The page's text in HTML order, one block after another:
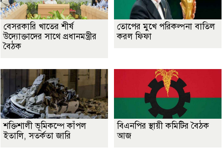
বেসরকারি খাতের শীর্ষ
উদ্যোক্তাদের সাথে প্রধানমন্ত্রীর
বৈঠক
তোপের মুখে পরিকল্পনা বাতিল
করল ফিফা
শক্তিশালী ভূমিকম্পে কাঁপল
ইতালি, সতর্কতা জারি
বিএনপির স্থায়ী কমিটির বৈঠক
আজ